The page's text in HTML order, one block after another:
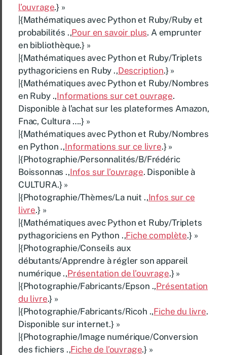
l’ouvrage.} »
|{Mathématiques avec Python et Ruby/Ruby et
probabilités .,Pour en savoir plus. A emprunter
en bibliothèque.} »
|{Mathématiques avec Python et Ruby/Triplets
pythagoriciens en Ruby .,Description.} »
|{Mathématiques avec Python et Ruby/Nombres
en Ruby .,Informations sur cet ouvrage.
Disponible à l’achat sur les plateformes Amazon,
Fnac, Cultura ….} »
|{Mathématiques avec Python et Ruby/Nombres
en Python .,Informations sur ce livre.} »
|{Photographie/Personnalités/B/Frédéric
Boissonnas .,Infos sur l’ouvrage. Disponible à
CULTURA.} »
|{Photographie/Thèmes/La nuit .,Infos sur ce
livre.} »
|{Mathématiques avec Python et Ruby/Triplets
pythagoriciens en Python .,Fiche complète.} »
|{Photographie/Conseils aux
débutants/Apprendre à régler son appareil
numérique .,Présentation de l’ouvrage.} »
|{Photographie/Fabricants/Epson .,Présentation
du livre.} »
|{Photographie/Fabricants/Ricoh .,Fiche du livre.
Disponible sur internet.} »
|{Photographie/Image numérique/Conversion
des fichiers .,Fiche de l’ouvrage.} »